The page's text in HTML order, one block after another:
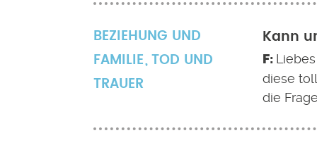
BEZIEHUNG UND
FAMILIE
TOD UND
TRAUER
Kann
diese
die